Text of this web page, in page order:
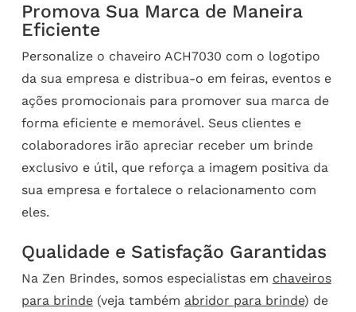
Promova Sua Marca de Maneira
Eficiente
Personalize o chaveiro ACH7030 com o logotipo
da sua empresa e distribua-o em feiras, eventos e
ações promocionais para promover sua marca de
forma eficiente e memorável. Seus clientes e
colaboradores irão apreciar receber um brinde
exclusivo e útil, que reforça a imagem positiva da
sua empresa e fortalece o relacionamento com
eles.
Qualidade e Satisfação Garantidas
Na Zen Brindes, somos especialistas em chaveiros
para brinde(veja também abridor para brinde) de